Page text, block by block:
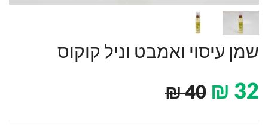
שמן עיסוי ואמבט וניל קוקוס
32
₪
40
₪